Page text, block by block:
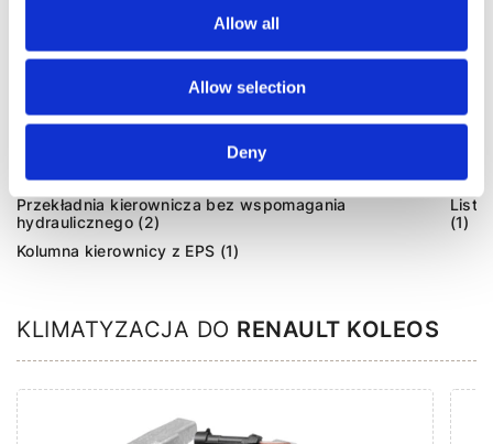
Allow all
Allow selection
Deny
Agregaty układu kierowniczego (3)
Przekładnia kierownicza bez wspomagania
hydraulicznego (2)
Kolumna kierownicy z EPS (1)
(1)
KLIMATYZACJA DO RENAULT KOLEOS